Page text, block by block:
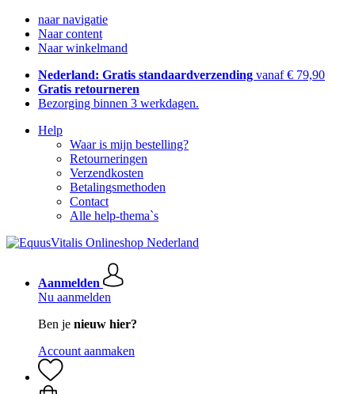
naar navigatie
Naar content
Naar winkelmand
Nederland: Gratis standaardverzending vanaf € 79,90
Gratis retourneren
Bezorging binnen 3 werkdagen.
Help
Waar is mijn bestelling?
Retourneringen
Verzendkosten
Betalingsmethoden
Contact
Alle help-thema`s
Aanmelden
Nu aanmelden
Ben je nieuw hier?
Account aanmaken